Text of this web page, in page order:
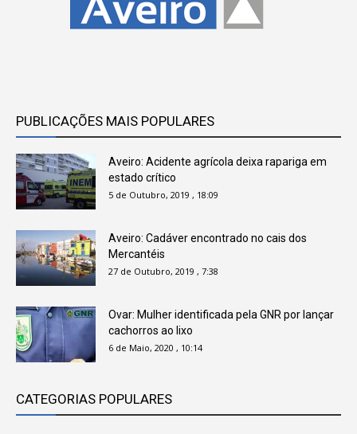
PUBLICAÇÕES MAIS POPULARES
Aveiro: Acidente agrícola deixa rapariga em
estado crítico
5 de Outubro, 2019 , 18:09
Aveiro: Cadáver encontrado no cais dos
Mercantéis
27 de Outubro, 2019 , 7:38
Ovar: Mulher identificada pela GNR por lançar
cachorros ao lixo
6 de Maio, 2020 , 10:14
CATEGORIAS POPULARES